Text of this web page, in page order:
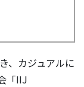
、カジュアルに
「IIJ